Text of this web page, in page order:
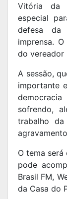
Vitória da
especial
defesa da
imprensa.
do vereador
A sessão,
importante
sofrendo,
trabalho
O tema
pode
Brasil FM,
da Casa do